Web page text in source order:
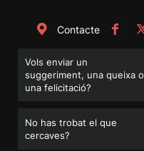
Contacte
Vols enviar un
suggeriment, una queixa o
una felicitació?
No has trobat el que
cercaves?